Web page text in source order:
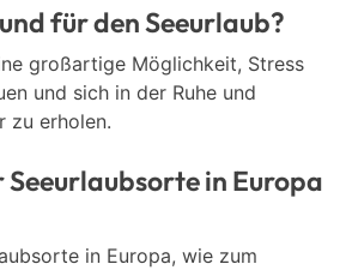
für den Seeurlaub?
großartige Möglichkeit, Stress
und sich in der Ruhe und
zu erholen.
Seeurlaubsorte in Europa
in Europa, wie zum